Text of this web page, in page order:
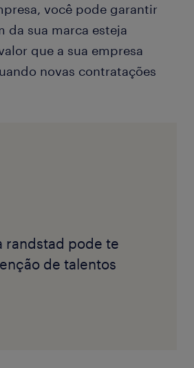
você pode garantir
da sua marca esteja
que a sua empresa
novas contratações
randstad pode te
de talentos